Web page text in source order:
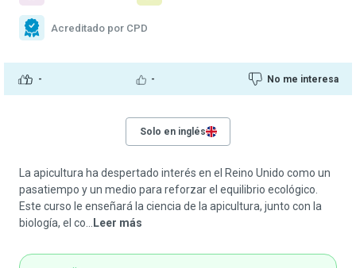
- - No me interesa
Acreditado por CPD
Solo en inglés
La apicultura ha despertado interés en el Reino Unido como un
pasatiempo y un medio para reforzar el equilibrio ecológico.
Este curso le enseñará la ciencia de la apicultura, junto con la
biología, el co...
Leer más